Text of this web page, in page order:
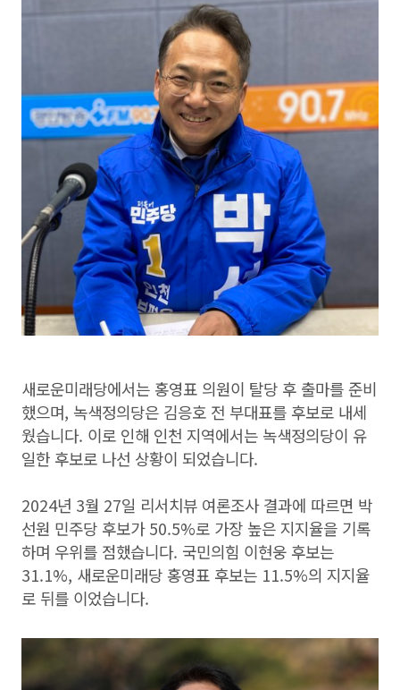
새로운미래당에서는 홍영표 의원이 탈당 후 출마를 준비
했으며, 녹색정의당은 김응호 전 부대표를 후보로 내세
웠습니다. 이로 인해 인천 지역에서는 녹색정의당이 유
일한 후보로 나선 상황이 되었습니다.
2024년 3월 27일 리서치뷰 여론조사 결과에 따르면 박
선원 민주당 후보가 50.5%로 가장 높은 지지율을 기록
하며 우위를 점했습니다. 국민의힘 이현웅 후보는
31.1%, 새로운미래당 홍영표 후보는 11.5%의 지지율
로 뒤를 이었습니다.